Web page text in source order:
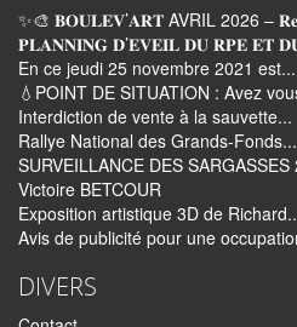
✨🎨 𝐁𝐎𝐔𝐋𝐄𝐕’𝐀𝐑𝐓 AVRIL 2026 –
𝐏𝐋𝐀𝐍𝐍𝐈𝐍𝐆 𝐃’𝐄𝐕𝐄𝐈𝐋 𝐃𝐔 𝐑𝐏𝐄 𝐄𝐓
En ce jeudi 25 novembre 2021 est...
💧POINT DE SITUATION : Avez
Interdiction de vente à la sauvette...
Rallye National des Grands-Fonds...
SURVEILLANCE DES SARGASSES
Victoire BETCOUR
Exposition artistique 3D de
Avis de publicité pour une
DIVERS